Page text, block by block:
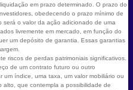
em prazo determinado. O prazo do
obedecendo o prazo mínimo de
será o valor da ação adicionado de uma
livremente em mercado, em função do
um depósito de garantia. Essas garantias
riscos de perdas patrimoniais significativos.
de um contrato futuro ou outro
índice, uma taxa, um valor mobiliário ou
alto, que contempla a possibilidade de